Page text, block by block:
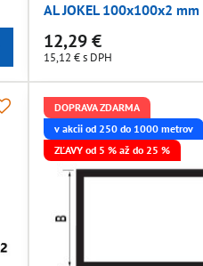
AL JOKEL 100x100x2
12,29 €
15,12 €s DPH
DOPRAVA ZDARMA
v akcii od 250 do 1000 metrov
ZĽAVY od 5 % až do 25 %